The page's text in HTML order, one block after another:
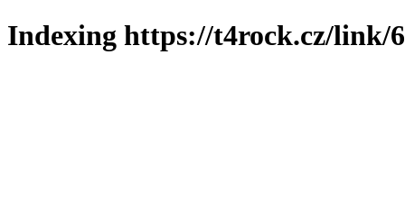
Indexing https://t4rock.cz/link/